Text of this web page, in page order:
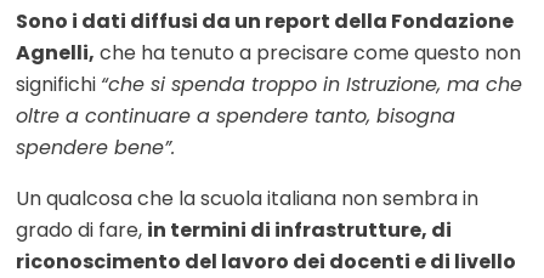
Sono i dati diffusi da un report della Fondazione
Agnelli, che ha tenuto a precisare come questo non
significhi “che si spenda troppo in Istruzione, ma che
oltre a continuare a spendere tanto, bisogna
spendere bene”.
Un qualcosa che la scuola italiana non sembra in
grado di fare, in termini di infrastrutture, di
riconoscimento del lavoro dei docenti e di livello